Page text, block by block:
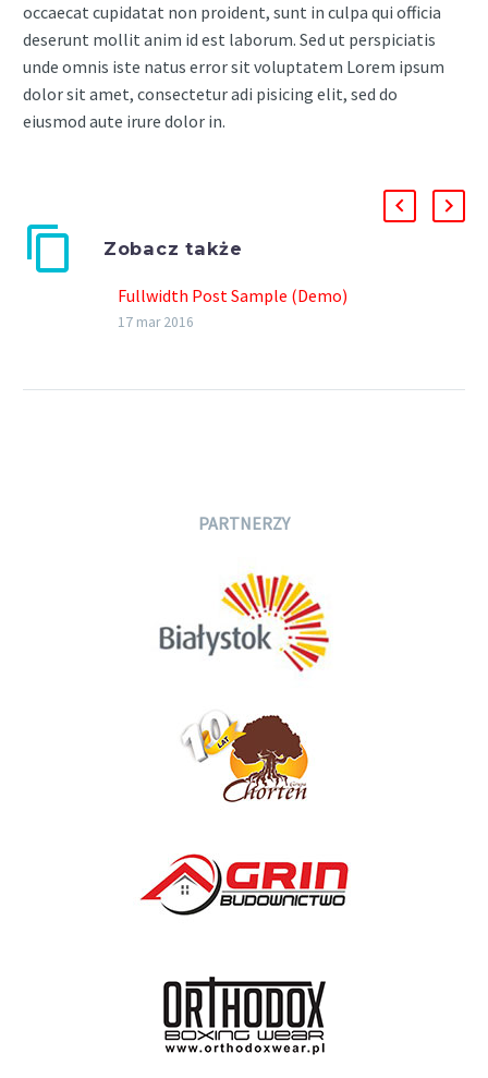
occaecat cupidatat non proident, sunt in culpa qui officia
deserunt mollit anim id est laborum. Sed ut perspiciatis
unde omnis iste natus error sit voluptatem Lorem ipsum
dolor sit amet, consectetur adi pisicing elit, sed do
eiusmod aute irure dolor in.
Zobacz także
Fullwidth Post Sample (Demo)
17 mar 2016
PARTNERZY